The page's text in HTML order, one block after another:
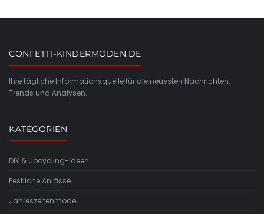
CONFETTI-KINDERMODEN.DE
Ihre tägliche Informationsquelle für die neuesten Nachrichten,
Trends und Analysen.
KATEGORIEN
DIY & Upcycling-Ideen
Festliche Anlässe
Jahreszeitenmode